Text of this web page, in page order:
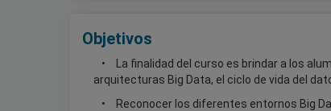
Objetivos
La finalidad del curso es brindar a los
arquitecturas Big Data, el ciclo de vida del
Reconocer los diferentes entornos Big